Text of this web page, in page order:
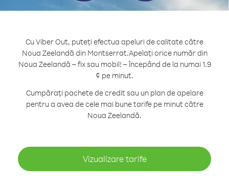
Cu Viber Out, puteți efectua apeluri de calitate către
Noua Zeelandă din Montserrat.Apelați orice număr din
Noua Zeelandă – fix sau mobil! – începând de la numai 1.9
¢ pe minut.
Cumpărați pachete de credit sau un plan de apelare
pentru a avea de cele mai bune tarife pe minut către
Noua Zeelandă.
Vizualizare tarife